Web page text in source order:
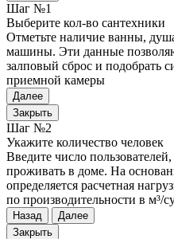
Шаг №1
Выберите кол-во сантехники
Отметьте наличие ванны,
машины. Эти данные
залповый сброс и подобрать
приемной камеры
Далее
Закрыть
Шаг №2
Укажите количество человек
Введите число
проживать в доме. На
определяется расчетная
по производительности в м³/
Назад
Далее
Закрыть